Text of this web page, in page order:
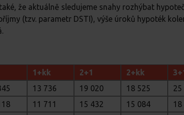
že aktuálně sledujeme snahy rozhýbat
(tzv. parametr DSTI), výše úroků hypoték
1+kk 2+1 2+kk
13 736 19 020 18 525 25
11 711 15 432 15 084 18